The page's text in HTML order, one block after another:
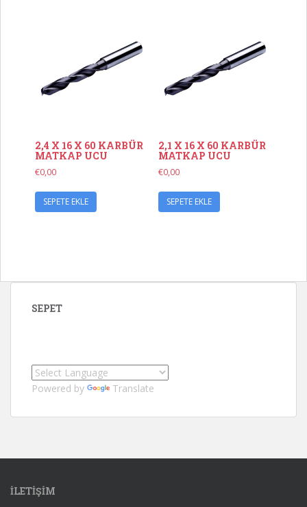
2,4 X 16 X 60 KARBÜR
MATKAP UCU
€0,00
SEPETE EKLE
2,1 X 16 X 60 KARBÜR
MATKAP UCU
€0,00
SEPETE EKLE
SEPET
Powered by Translate
İLETİŞİM